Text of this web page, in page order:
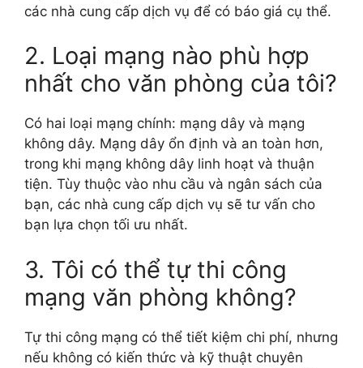
các nhà cung cấp dịch vụ để có báo giá cụ thể.
2. Loại mạng nào phù hợp
nhất cho văn phòng của tôi?
Có hai loại mạng chính: mạng dây và mạng
không dây. Mạng dây ổn định và an toàn hơn,
trong khi mạng không dây linh hoạt và thuận
tiện. Tùy thuộc vào nhu cầu và ngân sách của
bạn, các nhà cung cấp dịch vụ sẽ tư vấn cho
bạn lựa chọn tối ưu nhất.
3. Tôi có thể tự thi công
mạng văn phòng không?
Tự thi công mạng có thể tiết kiệm chi phí, nhưng
nếu không có kiến thức và kỹ thuật chuyên